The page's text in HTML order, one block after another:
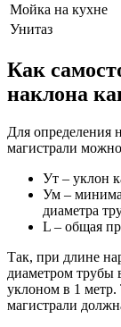
Мойка на кухне
Унитаз
Как
наклона
Для определения
магистрали
Ут – уклон
Ум –
диаметра
L – общая
Так, при длине
диаметром трубы
уклоном в 1 метр.
магистрали